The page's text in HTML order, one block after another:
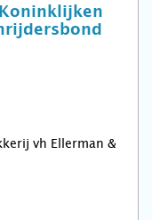
vh Ellerman &